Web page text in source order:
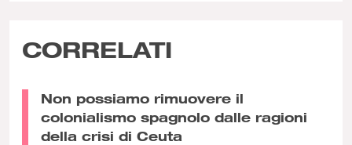
CORRELATI
Non possiamo rimuovere il
colonialismo spagnolo dalle ragioni
della crisi di Ceuta